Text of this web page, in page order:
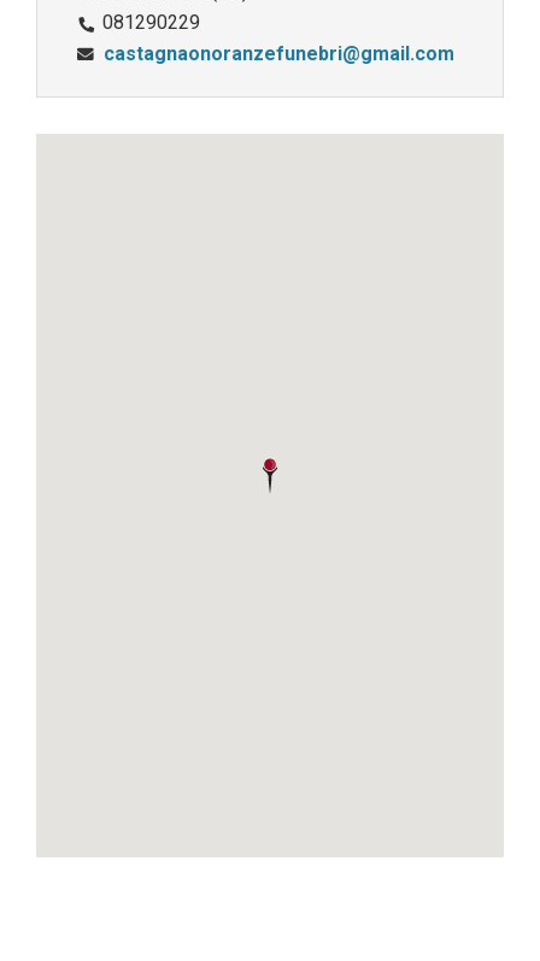
081290229
castagnaonoranzefunebri@gmail.com